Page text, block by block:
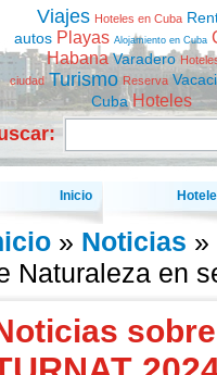
Viajes Hoteles en Cuba
autos Playas Alojamiento en Cuba
Habana Varadero
ciudad Turismo Reserva
Cuba Hoteles
Inicio
» Noticias »
Naturaleza en